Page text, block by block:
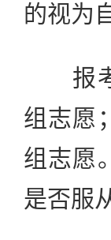
的视为
报考
组志愿
组志愿
是否服